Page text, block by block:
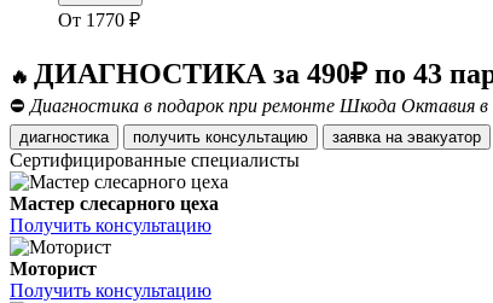
От 1770 ₽
🔥 ДИАГНОСТИКА за 490₽ по 43
⛔ Диагностика в подарок при ремонте Шкода Октавия в
диагностика получить консультацию заявка на эвакуатор
Сертифицированные специалисты
Мастер слесарного цеха
Получить консультацию
Моторист
Получить консультацию